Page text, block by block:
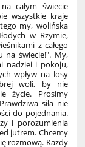
całym świecie
wszystkie kraje
my, wolińska
w Rzymie,
z całego
na świecie!". My,
nadziei i pokoju,
wpływ na losy
woli, by nie
życie. Prosimy
siła nie
do pojednania.
i porozumienia
jutrem. Chcemy
rozmową. Każdy